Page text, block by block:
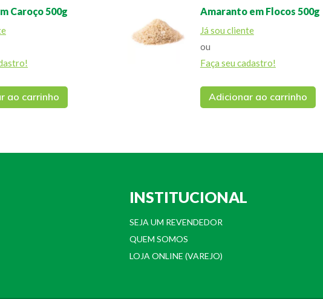
Caroço 500g
ao carrinho
Amaranto em Flocos 500g
Já sou cliente
ou
Faça seu cadastro!
Adicionar ao carrinho
INSTITUCIONAL
SEJA UM REVENDEDOR
QUEM SOMOS
LOJA ONLINE (VAREJO)